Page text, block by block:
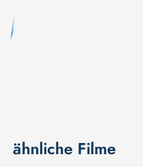
ähnliche Filme